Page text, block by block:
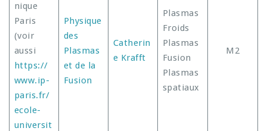
nique
Paris
(voir
aussi
https://
www.ip-
paris.fr/
ecole-
universit
Physique
des
Plasmas
et de la
Fusion
Catherin
e Krafft
Plasmas
Froids
Plasmas
Fusion
Plasmas
spatiaux
M2